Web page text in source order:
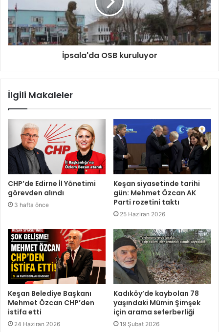
İpsala'da OSB kuruluyor
İlgili Makaleler
CHP’de Edirne İl Yönetimi
görevden alındı
3 hafta önce
Keşan siyasetinde tarihi
gün: Mehmet Özcan AK
Parti rozetini taktı
25 Haziran 2026
Keşan Belediye Başkanı
Mehmet Özcan CHP’den
istifa etti
24 Haziran 2026
Kadıköy’de kaybolan 78
yaşındaki Mümin Şimşek
için arama seferberliği
19 Şubat 2026